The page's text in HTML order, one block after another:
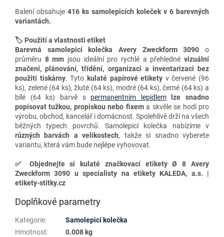
Balení obsahuje 416 ks samolepicích koleček v 6 barevných
variantách.
🏷️ Použití a vlastnosti etiket
Barevná samolepicí kolečka Avery Zweckform 3090 o
průměru 8 mm jsou ideální pro rychlé a přehledné vizuální
značení, plánování, třídění, organizaci a inventarizaci
bez
použití tiskárny. Tyto kulaté papírové etikety v červené (96
ks), zelené (64 ks), žluté (64 ks), modré (64 ks), černé (64 ks) a
bílé (64 ks) barvě s permanentním lepidlem
lze snadno
popisovat tužkou, propiskou nebo fixem a skvěle se hodí pro
výrobu, obchod, kancelář i domácnost. Spolehlivě drží na všech
běžných typech povrchů. Samolepicí kolečka nabízíme v
různých barvách a velikostech, takže si snadno vyberete
variantu, která vám bude nejlépe vyhovovat.
✅ Objednejte si kulaté značkovací etikety Ø 8 Avery
Zweckform 3090 u specialisty na etikety KALEDA, a.s. |
etikety-stitky.cz
Doplňkové parametry
Kategorie:
Samolepicí kolečka
Hmotnost:
0.008 kg